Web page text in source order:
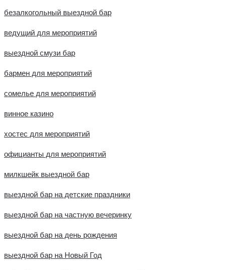
безалкогольный выездной бар
ведущий для мероприятий
выездной смузи бар
бармен для мероприятий
сомелье для мероприятий
винное казино
хостес для мероприятий
официанты для мероприятий
милкшейк выездной бар
выездной бар на детские праздники
выездной бар на частную вечеринку
выездной бар на день рождения
выездной бар на Новый Год